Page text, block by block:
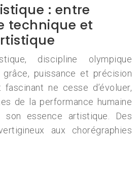
: entre
technique et
discipline olympique
grâce, puissance et précision
ne cesse d’évoluer,
de la performance humaine
essence artistique. Des
aux chorégraphies